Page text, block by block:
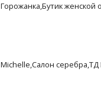
Горожанка,Бутик женской
Michelle,Салон серебра,ТД